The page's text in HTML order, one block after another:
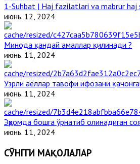
1-Suhbat | Haj fazilatlari va mabrur haj
июнь. 12, 2024
Минода қандай амаллар қилинади ?
июнь. 11, 2024
Узрли аёллар тавофи ифозани
июнь. 11, 2024
Эҳромда бошга ўрнатиб олинадиган
июнь. 11, 2024
СЎНГГИ МАҚОЛАЛАР